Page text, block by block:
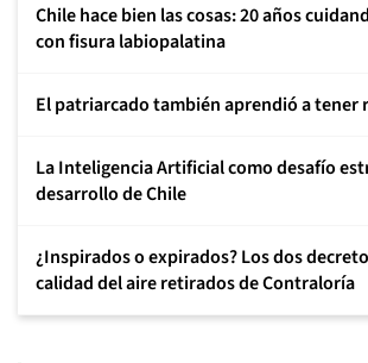
Chile hace bien las cosas: 20 años
con fisura labiopalatina
El patriarcado también aprendió a tener
La Inteligencia Artificial como desafío
desarrollo de Chile
¿Inspirados o expirados? Los dos
calidad del aire retirados de Contraloría